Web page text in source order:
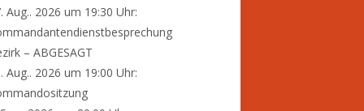
Aug.. 2026 um 19:30 Uhr:
– ABGESAGT
Aug.. 2026 um 19:00 Uhr: